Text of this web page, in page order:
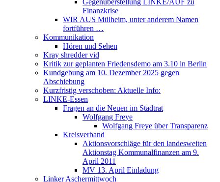
Gegenüberstellung LINKE/AUF zu
Finanzkrise
WIR AUS Mülheim, unter anderem Namen
fortführen …
Kommunikation
Hören und Sehen
Kray shredder vid
Kritik zur geplanten Friedensdemo am 3.10 in Berlin
Kundgebung am 10. Dezember 2025 gegen
Abschiebung
Kurzfristig verschoben: Aktuelle Info:
LINKE-Essen
Fragen an die Neuen im Stadtrat
Wolfgang Freye
Wolfgang Freye über Transparenz
Kreisverband
Aktionsvorschläge für den landesweiten
Aktionstag Kommunalfinanzen am 9.
April 2011
MV 13. April Einladung
Linker Aschermittwoch